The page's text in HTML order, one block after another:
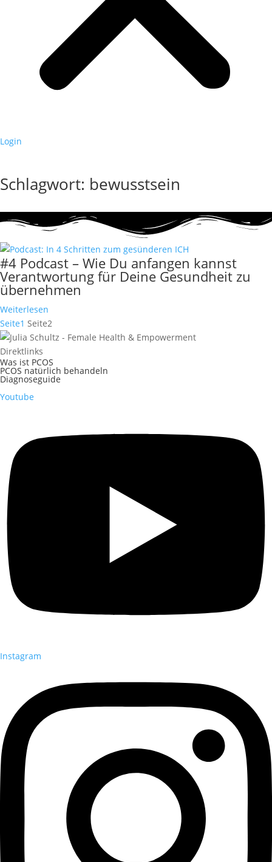
Login
Schlagwort: bewusstsein
#4 Podcast – Wie Du anfangen kannst
Verantwortung für Deine Gesundheit zu
übernehmen
Weiterlesen
Seite1 Seite2
Direktlinks
Was ist PCOS
PCOS natürlich behandeln
Diagnoseguide
Youtube
Instagram